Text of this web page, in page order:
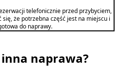
telefonicznie przed przybyciem,
że potrzebna część jest na miejscu i
do naprawy.
inna naprawa?